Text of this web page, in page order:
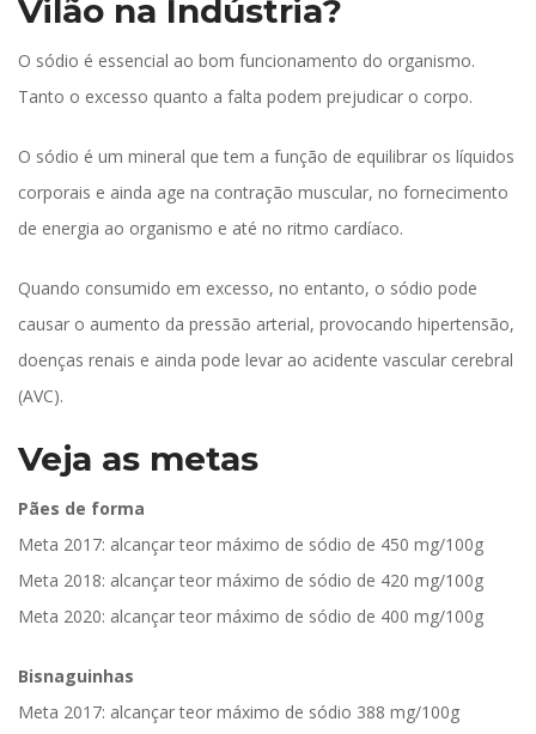
Vilão na Indústria?
O sódio é essencial ao bom funcionamento do organismo.
Tanto o excesso quanto a falta podem prejudicar o corpo.
O sódio é um mineral que tem a função de equilibrar os líquidos
corporais e ainda age na contração muscular, no fornecimento
de energia ao organismo e até no ritmo cardíaco.
Quando consumido em excesso, no entanto, o sódio pode
causar o aumento da pressão arterial, provocando hipertensão,
doenças renais e ainda pode levar ao acidente vascular cerebral
(AVC).
Veja as metas
Pães de forma
Meta 2017: alcançar teor máximo de sódio de 450 mg/100g
Meta 2018: alcançar teor máximo de sódio de 420 mg/100g
Meta 2020: alcançar teor máximo de sódio de 400 mg/100g
Bisnaguinhas
Meta 2017: alcançar teor máximo de sódio 388 mg/100g